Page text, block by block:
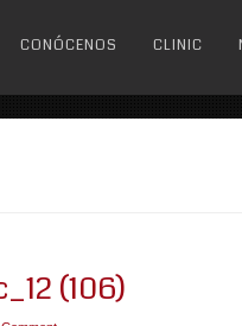
CONÓCENOS CLINIC
(106)